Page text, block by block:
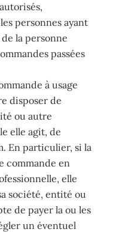
personnes ayant
la personne
passées
à usage
disposer de
ou autre
elle agit, de
En particulier, si la
commande en
elle
société, entité ou
de payer la ou les
un éventuel